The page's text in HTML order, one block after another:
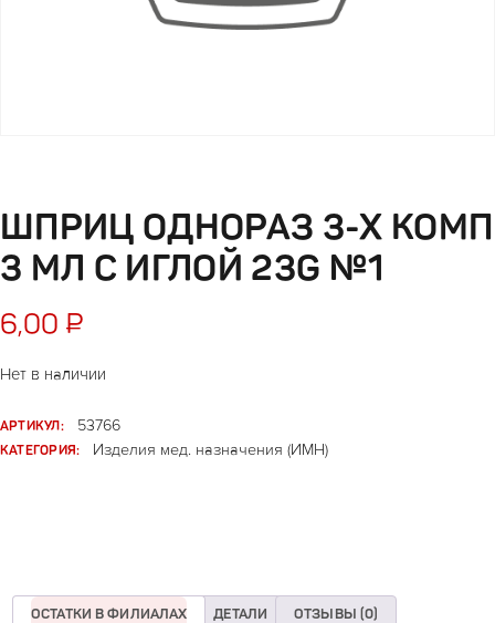
ШПРИЦ ОДНОРАЗ 3-Х КОМП
3 МЛ С ИГЛОЙ 23G №1
6,00 ₽
Нет в наличии
АРТИКУЛ:
53766
КАТЕГОРИЯ:
Изделия мед. назначения (ИМН)
ОСТАТКИ В ФИЛИАЛАХ ДЕТАЛИ ОТЗЫВЫ (0)